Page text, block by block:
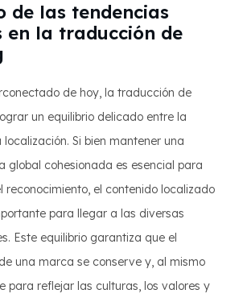
de las tendencias
en la traducción de
de hoy, la traducción de
un equilibrio delicado entre la
Si bien mantener una
global cohesionada es esencial para
reconocimiento, el contenido localizado
para llegar a las diversas
Este equilibrio garantiza que el
una marca se conserve y, al mismo
para reflejar las culturas, los valores y